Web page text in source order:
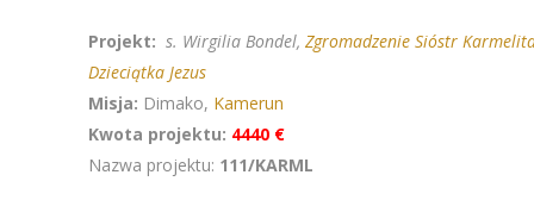
Projekt: s. Wirgilia Bondel, Zgromadzenie Sióstr
Dzieciątka Jezus
Misja: Dimako, Kamerun
Kwota projektu: 4440 €
Nazwa projektu: 111/KARML